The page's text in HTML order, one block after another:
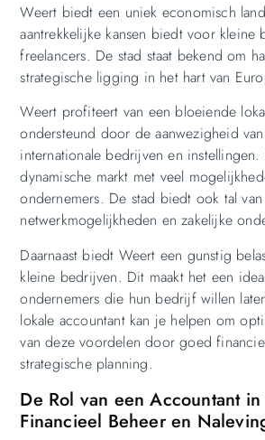
Weert biedt een uniek economisch
aantrekkelijke kansen biedt voor kleine
freelancers. De stad staat bekend om
strategische ligging in het hart van
Weert profiteert van een bloeiende
ondersteund door de aanwezigheid
internationale bedrijven en
dynamische markt met veel
ondernemers. De stad biedt ook tal van
netwerkmogelijkheden en zakelijke
Daarnaast biedt Weert een gunstig
kleine bedrijven. Dit maakt het een
ondernemers die hun bedrijf willen
lokale accountant kan je helpen om
van deze voordelen door goed
strategische planning.
De Rol van een Accountant
Financieel Beheer en